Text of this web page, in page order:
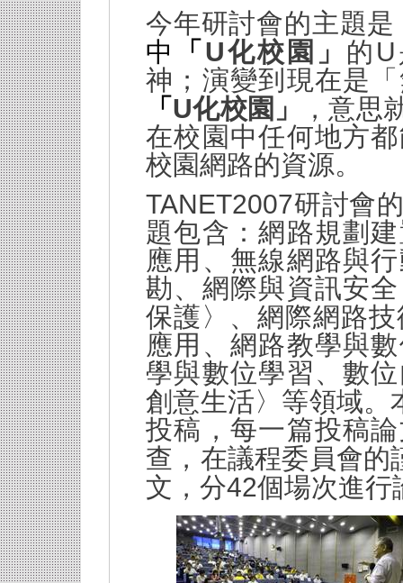
今年研討會的主題是
中
「 U化校園」 的 U
神；演變到現在是
「 U化校園」
，意思
在校園中任何地方
校園網路的資源。
TANET2007研討會
題包含：網路規劃
應用、無線網路與
勘、網際與資訊安
保護〉、網際網路
應用、網路教學與
學與數位學習、數
創意生活〉等領域。
投稿，每一篇投稿
查，在議程委員會的
文，分42個場次進行